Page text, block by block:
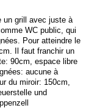
un grill avec juste à
WC public, qui
Pour atteindre le
Il faut franchir un
90cm, espace libre
aucune à
du miroir: 150cm,
und